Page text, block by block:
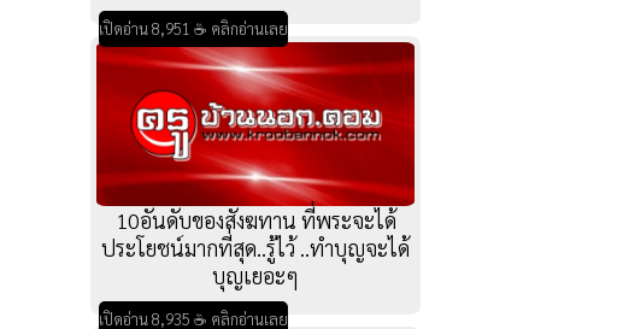
เปิดอ่าน 8,951 ☕ คลิกอ่านเลย
10อันดับของสังฆทาน ที่พระจะได้
ประโยชน์มากที่สุด..รู้ไว้ ..ทำบุญจะได้
บุญเยอะๆ
เปิดอ่าน 8,935 ☕ คลิกอ่านเลย